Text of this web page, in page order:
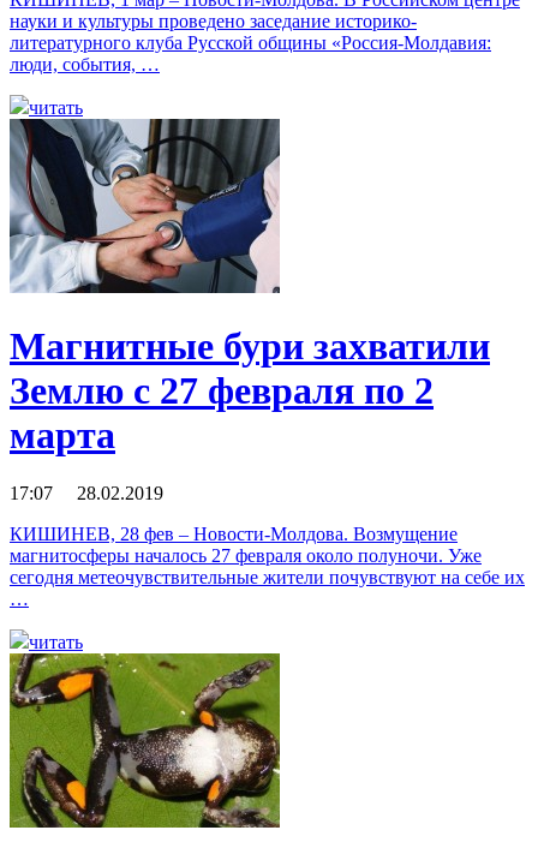
науки и культуры проведено заседание историко-
литературного клуба Русской общины «Россия-Молдавия:
люди, события, …
читать
Магнитные бури захватили
Землю с 27 февраля по 2
марта
17:07 28.02.2019
КИШИНЕВ, 28 фев – Новости-Молдова. Возмущение
магнитосферы началось 27 февраля около полуночи. Уже
сегодня метеочувствительные жители почувствуют на себе их
…
читать